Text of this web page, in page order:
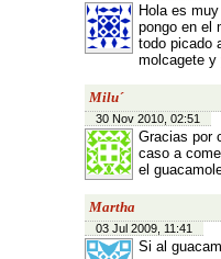
Hola es
pongo en el
todo picado
molcagete y
Milu´
30 Nov 2010, 02:51
Gracias por
caso a
el
Martha
03 Jul 2009, 11:41
Si al